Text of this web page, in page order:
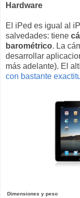
Hardware
El iPed es igual al
salvedades: tiene
barométrico. La
desarrollar
más adelante). El
con bastante
Dimensiones y peso